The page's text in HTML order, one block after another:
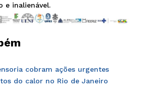
e inalienável.
cobram ações urgentes
do calor no Rio de Janeiro